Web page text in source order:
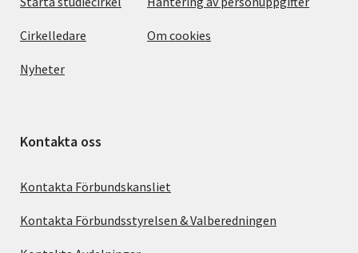
Cirkelledare
Nyheter
Om cookies
Kontakta oss
Kontakta Förbundskansliet
Kontakta Förbundsstyrelsen & Valberedningen